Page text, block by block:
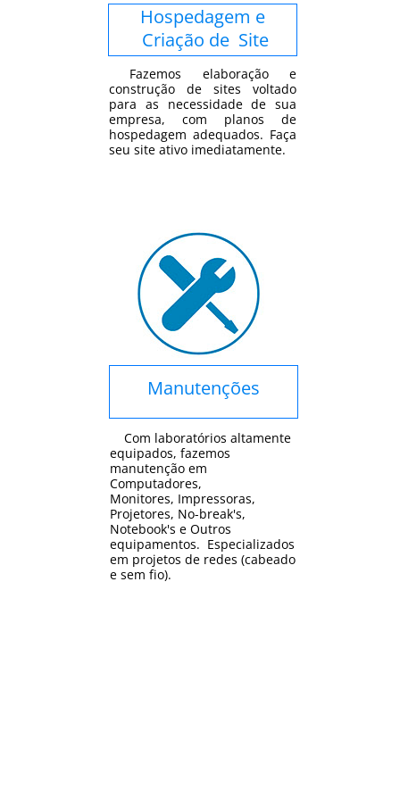
Hospedagem e
Criação de Site
Fazemos elaboração e
construção de sites voltado
para as necessidade de sua
empresa, com planos de
hospedagem adequados. Faça
seu site ativo imediatamente.
Manutenções
Com laboratórios altamente
equipados, fazemos
manutenção em
Computadores,
Monitores, Impressoras,
Projetores, No-break's,
Notebook's e Outros
equipamentos. Especializados
em projetos de redes (cabeado
e sem fio).